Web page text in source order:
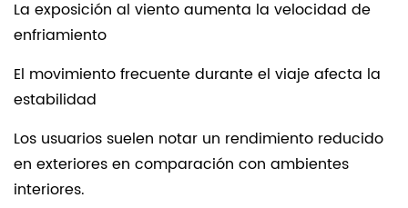
La exposición al viento aumenta la velocidad de
enfriamiento
El movimiento frecuente durante el viaje afecta la
estabilidad
Los usuarios suelen notar un rendimiento reducido
en exteriores en comparación con ambientes
interiores.